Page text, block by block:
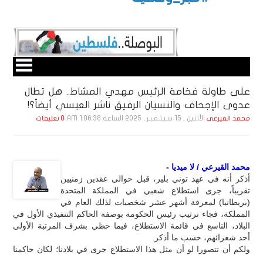
على طاولة فخامة الرئيس مهدي المشاط.. هل تطال
عدوى الإجحاف والنسيان الرفيق ناشر العبسي أيضاً؟!
محمد القيرعي الأثنين , 15 سـبـتـمـبـر , 2025 الساعة 1:06:38 AM 0 تعليقات
محمد القيرعي / لا ميديا -
أذكر أنه في عهد توني بلير، قبل حوالى عقدين زمنيين
تقريباً، جرى استطلاع شعبي في المملكة المتحدة
(بريطانيا) لمعرفة أشهر عشر شخصيات لذلك العام في
المملكة، فجاء ترتيب رئيس الحكومة بوصفه الحاكم التنفيذي الأول في
البلاد، التاسع في قائمة الاستطلاع، فيما حظي بشرف المرتبة الأولى
أحد شعرائهم، حسب ما أذكر.
ولكم أن تتصورا لو أن مثل هذا الاستطلاع جرى في بلادنا؛ لكان حاكمنا